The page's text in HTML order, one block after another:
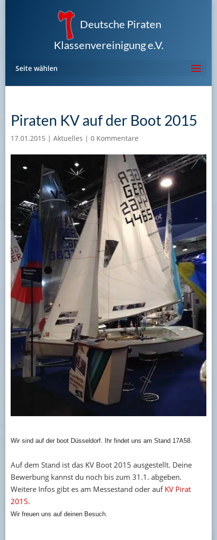
Deutsche Piraten
Klassenvereinigung e.V.
Seite wählen
Piraten KV auf der Boot 2015
17.01.2015 | Aktuelles | 0 Kommentare
Wir sind auf der boot Düsseldorf. Ihr findet uns am Stand 17A58.
Auf dem Stand ist das KV Boot 2015 ausgestellt. Deine
Bewerbung kannst du noch bis zum 31.1. abgeben.
Weitere Infos gibt es am Messestand oder auf KV Pirat
2015.
Wir freuen uns auf deinen Besuch.